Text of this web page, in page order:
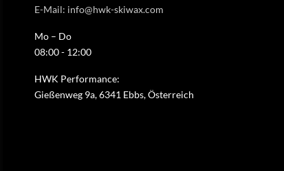
E-Mail: info@hwk-skiwax.com
Mo – Do
08:00 - 12:00
HWK Performance:
Gießenweg 9a, 6341 Ebbs, Österreich